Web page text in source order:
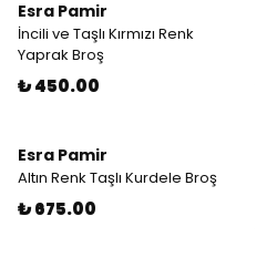
Esra Pamir
İncili ve Taşlı Kırmızı Renk
Yaprak Broş
₺ 450.00
Esra Pamir
Altın Renk Taşlı Kurdele Broş
₺ 675.00